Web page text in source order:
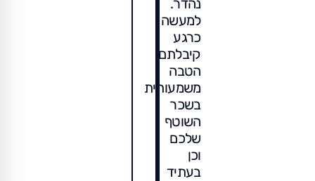
נהדר.
למעשה
כרגע
קיבלתם
הטבה
משמעותית
בשכר
השוטף
שלכם
וכן
בעתיד